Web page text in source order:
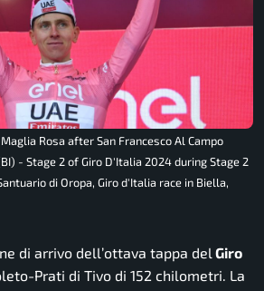
Rosa after San Francesco Al Campo
- Stage 2 of Giro D'Italia 2024 during Stage 2
di Oropa, Giro d'Italia race in Biella,
di arrivo dell’ottava tappa del Giro
Prati di Tivo di 152 chilometri. La